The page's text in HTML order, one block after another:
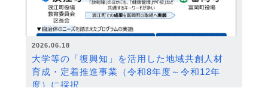
2026.06.18
大学等の「復興知」を活用した地域共創人材
育成・定着推進事業（令和8年度～令和12年
度）に採択